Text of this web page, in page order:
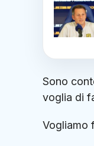
Sono
voglia di
Vogliamo